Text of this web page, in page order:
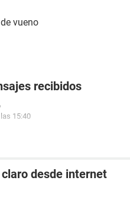
vueno
recibidos
15:40
desde internet